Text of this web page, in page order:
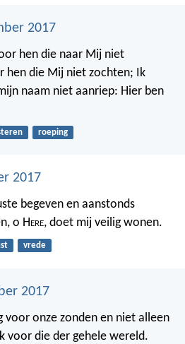
2017
hen die naar Mij niet
hen die Mij niet zochten; Ik
naam niet aanriep: Hier ben
roeping
2017
begeven en aanstonds
o Here, doet mij veilig wonen.
vrede
2017
voor onze zonden en niet alleen
voor die der gehele wereld.